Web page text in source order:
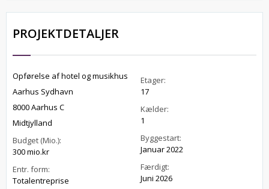
PROJEKTDETALJER
Opførelse af hotel og musikhus
Aarhus Sydhavn
8000 Aarhus C
Midtjylland
Budget (Mio.):
300 mio.kr
Entr. form:
Totalentreprise
Etager:
17
Kælder:
1
Byggestart:
Januar 2022
Færdigt:
Juni 2026